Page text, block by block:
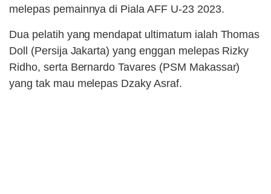
melepas pemainnya di Piala AFF U-23 2023.
Dua pelatih yang mendapat ultimatum ialah Thomas
Doll (Persija Jakarta) yang enggan melepas Rizky
Ridho, serta Bernardo Tavares (PSM Makassar)
yang tak mau melepas Dzaky Asraf.